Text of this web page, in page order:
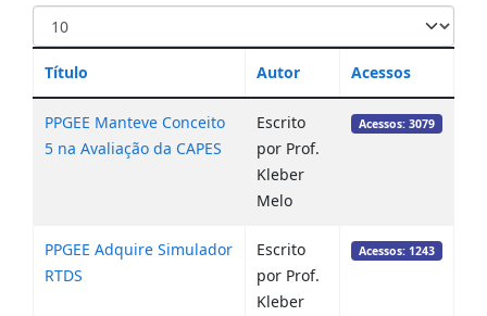
Título Autor Acessos
PPGEE Manteve Conceito
5 na Avaliação da CAPES
Escrito
por Prof.
Kleber
Melo
Acessos: 3079
PPGEE Adquire Simulador
RTDS
Escrito
por Prof.
Kleber
Acessos: 1243